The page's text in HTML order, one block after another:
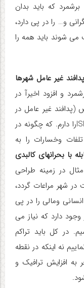
که باید بدان
و… را در پی دارد،
مرتکب می شوند باید همه را
غیر عامل شهرها
و افزود اخیرآ در
غیر عامل در
ISIرا دارم. که چگونه در
وخسارات را به
با بحرانهای کالبدی
در زمینه طراحی
در شهر مراعات گردد،
ومالی را در پی
دارد که نیاز می
در کل باید تراکم
نه اینکه در نقطه
به افزایش ترافیک و
.